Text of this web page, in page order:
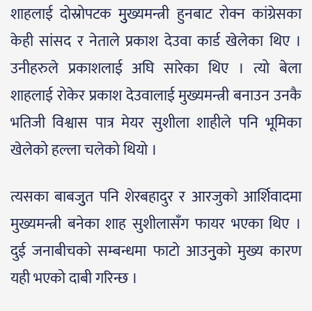
शाहलाई दोस्रोपटक मुुख्यमन्त्री हुनबाट रोक्न कांग्रेसका
केही सांसद र नेताले प्रकाश देउवा कार्ड खेलेका थिए ।
उनीहरुले प्रकाशलाई अघि सारेका थिए । त्यो बेला
शाहलाई रोकेर प्रकाश देउवालाई मुख्यमन्त्री बनाउन उनकै
भतिजी विश्वास पात्र मेयर सुशीला शाहीले पनि भूमिका
खेलेको हल्ला चलेको थियो ।
त्यसका बाबजुुत पनि शेरबहादुर र आरजुको आर्शिवादमा
मुख्यमन्त्री बनेका शाह सुशीलासँग फायर भएका थिए ।
दुई जनाबीचको सम्बन्धमा फाटो आउनुुको मुख्य कारण
यही भएको दाबी गरिन्छ ।